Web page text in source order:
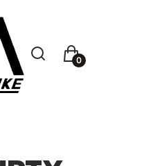
Otwórz wyszukiwarkę
Szukaj Koszyk